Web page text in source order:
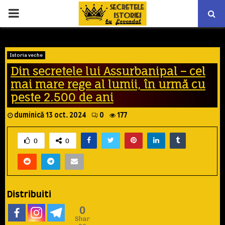
PRIMARY
Istoria veche
Din secretele lui Assurbanipal – cel
mai mare rege al lumii, în urmă cu
peste 2.500 de ani
duminică 13 oct. 2024 0 177
0 0
Distribuiti
0
Shar